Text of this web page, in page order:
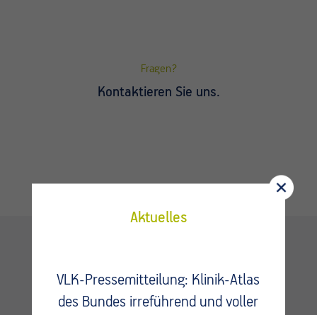
Fragen?
Kontaktieren Sie uns.
Kontakt
Aktuelles
VLK-Pressemitteilung: Klinik-Atlas
des Bundes irreführend und voller